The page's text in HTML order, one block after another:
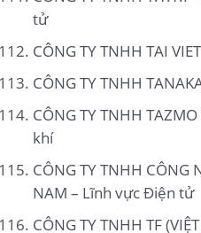
tử
CÔNG TY TNHH TAI
CÔNG TY TNHH
CÔNG TY TNHH
khí
CÔNG TY TNHH CÔNG
NAM – Lĩnh vực Điện tử
CÔNG TY TNHH TF